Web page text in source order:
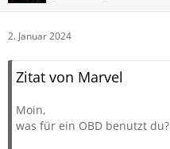
2. Januar 2024
Zitat von Marvel
Moin,
was für ein OBD benutzt du?